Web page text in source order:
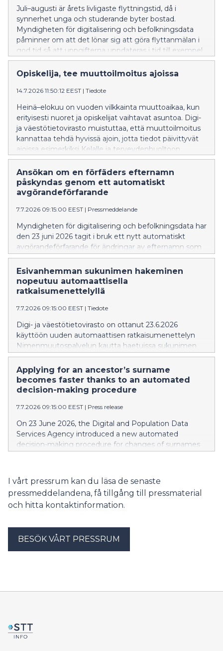
Juli–augusti är årets livligaste flyttningstid, då i
synnerhet unga och studerande byter bostad.
Myndigheten för digitalisering och befolkningsdata
påminner om att det lönar sig att göra flyttanmälan i
god tid så att uppgifterna uppdateras i tid till exempel
till FPA och hälso- och sjukvården.
Opiskelija, tee muuttoilmoitus ajoissa
14.7.2026 11:50:12 EEST | Tiedote
Heinä–elokuu on vuoden vilkkainta muuttoaikaa, kun
erityisesti nuoret ja opiskelijat vaihtavat asuntoa. Digi-
ja väestötietovirasto muistuttaa, että muuttoilmoitus
kannattaa tehdä hyvissä ajoin, jotta tiedot päivittyvät
ajoissa esimerkiksi Kelalle ja terveydenhuoltoon.
Ansökan om en förfäders efternamn
påskyndas genom ett automatiskt
avgörandeförfarande
7.7.2026 09:15:00 EEST | Pressmeddelande
Myndigheten för digitalisering och befolkningsdata har
den 23 juni 2026 tagit i bruk ett nytt automatiskt
avgörandeförfarande för ändringar av efternamn som
sökts via Namnändringstjänsten, där en myndig
person ansöker om ett nytt efternamn som hens
förälder, mormor/farmor eller morfar/farfar har haft och
vars uppgifter syns i befolkningsdatasystemet.
Esivanhemman sukunimen hakeminen
nopeutuu automaattisella
ratkaisumenettelyllä
7.7.2026 09:15:00 EEST | Tiedote
Digi- ja väestötietovirasto on ottanut 23.6.2026
käyttöön uuden automaattisen ratkaisumenettelyn
Nimenmuutospalvelun kautta haetuissa sukunimen
muutoksissa, joissa täysi-ikäinen henkilö hakee uudeksi
sukunimeksi sellaista sukunimeä, joka on ollut hänen
vanhemmallaan, isoäidillään tai isoisällään, ja tiedot
näkyvät väestötietojärjestelmässä.
Applying for an ancestor’s surname
becomes faster thanks to an automated
decision-making procedure
7.7.2026 09:15:00 EEST | Press release
On 23 June 2026, the Digital and Population Data
Services Agency introduced a new automated
decision-making procedure for changes of surnames
for a new surname that has been used by their parent,
grandmother or grandfather, and their information is
included in the Population Information System.
I vårt pressrum kan du läsa de senaste
pressmeddelandena, få tillgång till pressmaterial
och hitta kontaktinformation.
BESÖK VÅRT PRESSRUM